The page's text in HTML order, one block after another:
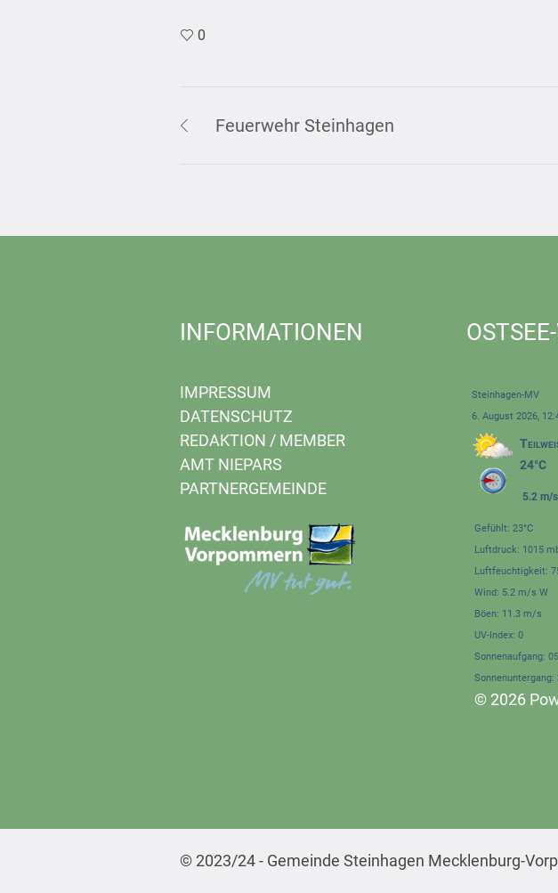
0
Feuerwehr Steinhagen
INFORMATIONEN
IMPRESSUM
DATENSCHUTZ
REDAKTION / MEMBER
AMT NIEPARS
PARTNERGEMEINDE
Steinhagen-MV
6. August 2026,
24°C
5.2 m/s
Gefühlt: 23°C
Luftdruck: 1015
Luftfeuchtigkeit:
Wind: 5.2 m/s W
Böen: 11.3 m/s
UV-Index: 0
Sonnenaufgang:
Sonnenuntergang:
© 2026
© 2023/24 - Gemeinde Steinhagen Mecklenburg-